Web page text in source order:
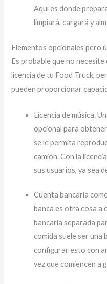
Aquí es donde
limpiará, cargará y
Elementos opcionales pero
Es probable que no
licencia de tu Food Truck,
pueden proporcionar
Licencia de música.
opcional para
se le permita
camión. Con la
sus usuarios, ya sea
Cuenta bancaria
banca es otra cosa a
bancaria separada
comida suele ser una
configurar esto con
vez que comiencen a